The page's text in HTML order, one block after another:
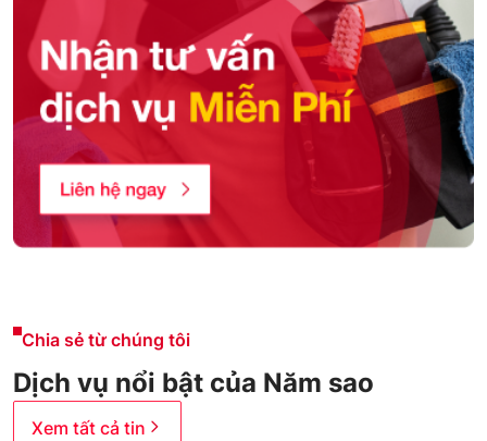
Chia sẻ từ chúng tôi
Dịch vụ nổi bật của Năm sao
Xem tất cả tin